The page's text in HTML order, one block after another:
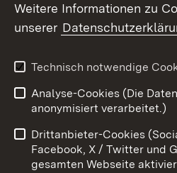
X / Twitter
Youtube
Impressum
Barrierefreiheit
Cookies
Weitere Informationen zu
unserer
Technisch notwendige
Analyse-Cookies (Die
anonymisiert verarbeitet.)
Drittanbieter-Cookies
Facebook, X / Twitter und
gesamten Webseite